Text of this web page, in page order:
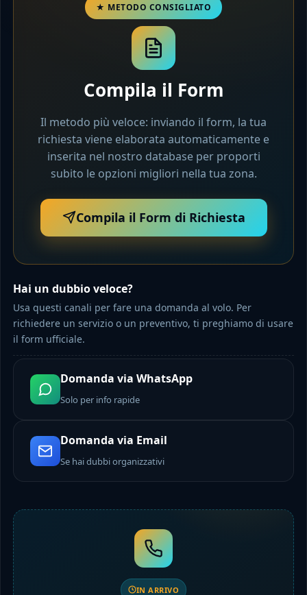
Compila il Form
Il metodo più veloce: inviando il form, la tua
richiesta viene elaborata automaticamente e
inserita nel nostro database per proporti
subito le opzioni migliori nella tua zona.
Compila il Form di Richiesta
Hai un dubbio veloce?
Usa questi canali per fare una domanda al volo. Per
richiedere un servizio o un preventivo, ti preghiamo di usare
il form ufficiale.
Domanda via WhatsApp
Solo per info rapide
Domanda via Email
Se hai dubbi organizzativi
IN ARRIVO